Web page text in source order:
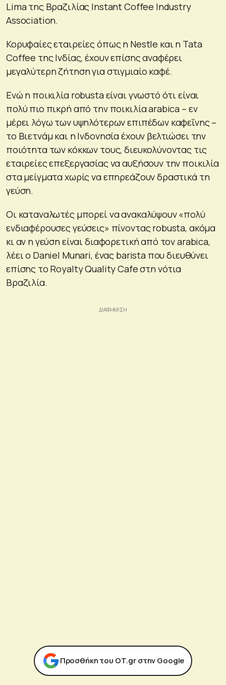
Lima της Βραζιλίας Instant Coffee Industry
Association.
Κορυφαίες εταιρείες όπως η Nestle και η Tata
Coffee της Ινδίας, έχουν επίσης αναφέρει
μεγαλύτερη ζήτηση για στιγμιαίο καφέ.
Ενώ η ποικιλία robusta είναι γνωστό ότι είναι
πολύ πιο πικρή από την ποικιλία arabica – εν
μέρει λόγω των υψηλότερων επιπέδων καφεΐνης –
το Βιετνάμ και η Ινδονησία έχουν βελτιώσει την
ποιότητα των κόκκων τους, διευκολύνοντας τις
εταιρείες επεξεργασίας να αυξήσουν την ποικιλία
στα μείγματα χωρίς να επηρεάζουν δραστικά τη
γεύση.
Οι καταναλωτές μπορεί να ανακαλύψουν «πολύ
ενδιαφέρουσες γεύσεις» πίνοντας robusta, ακόμα
κι αν η γεύση είναι διαφορετική από τον arabica,
λέει ο Daniel Munari, ένας barista που διευθύνει
επίσης το Royalty Quality Cafe στη νότια
Βραζιλία.
Προσθήκη του ΟΤ.gr στην Google